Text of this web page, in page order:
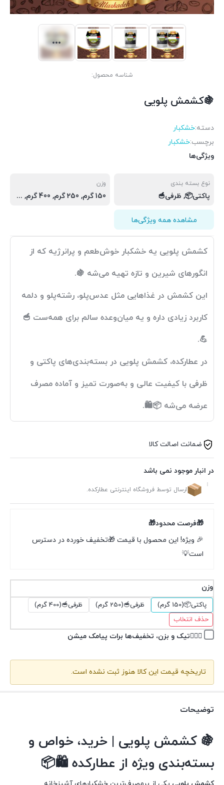
شناسه محصول:
🍇کشمش پلویی
دسته:خشکبار
برچسب:خشکبار
ویژگی‌ها
نوع بسته بندی
پاکتی📦, ظرفی🥣
وزن
150 گرم, 250 گرم, 400 گرم, پاکتی📦(150 گرم), ظرفی🥣(250 گرم), ظرفی🥣(400 گرم)
مشاهده همه ویژگی‌ها
کشمش پلویی یه خشکبار خوش‌طعم و پرانرژیه که از
انگورهای شیرین و تازه تهیه می‌شه 🍇.
این کشمش در غذاهایی مثل عدس‌پلو، رشته‌پلو و دلمه
کاربرد زیادی داره و یه میان‌وعده سالم برای همه‌ست 🥣
💪.
در عطارکده، کشمش پلویی در بسته‌بندی‌های پاکتی و
ظرفی با کیفیت عالی و به‌صورت تمیز و آماده مصرف
عرضه می‌شه 📦🛍️.
ضمانت اصالت کالا
در انبار موجود نمی باشد
ارسال توسط فروشگاه اینترنتی عطارکده.
🎁فرصت محدود🎁
🎉 ویژه! این محصول با قیمت 🎁تخفیف خورده در دسترس
است💡
وزن
پاکتی📦(150 گرم) ظرفی🥣(250 گرم)
ظرفی🥣(400 گرم)
حذف انتخاب
👉🏽✅تیک و بزن، تخفیف‌ها برات پیامک میشن
تاریخچه قیمت این کالا هنوز ثبت نشده است.
توضیحات
🍇 کشمش پلویی | خرید، خواص و
بسته‌بندی ویژه از عطارکده 🛍️📦